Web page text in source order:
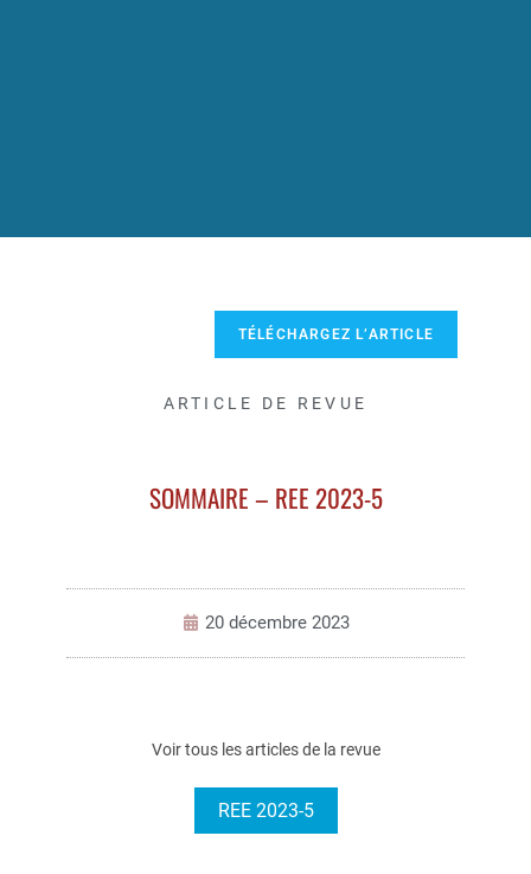
TÉLÉCHARGEZ L’ARTICLE
ARTICLE DE REVUE
SOMMAIRE – REE 2023-5
20 décembre 2023
Voir tous les articles de la revue
REE 2023-5